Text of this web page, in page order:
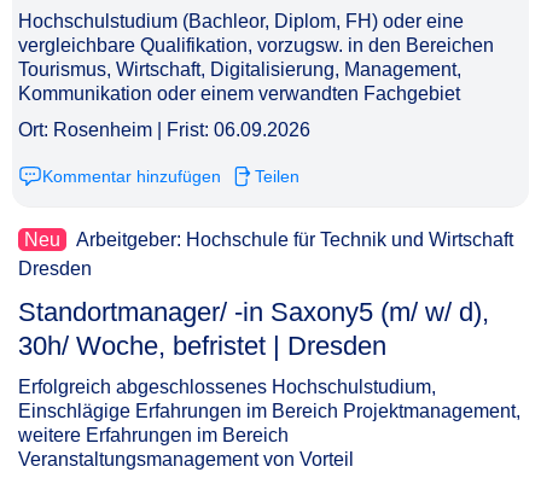
Hochschulstudium (Bachleor, Diplom, FH) oder eine
vergleichbare Qualifikation, vorzugsw. in den Bereichen
Tourismus, Wirtschaft, Digitalisierung, Management,
Kommunikation oder einem verwandten Fachgebiet
Ort: Rosenheim | Frist: 06.09.2026
Kommentar hinzufügen Teilen
Neu
Arbeitgeber: Hochschule für Technik und Wirtschaft
Dresden
Standortmanager/ -in Saxony5 (m/ w/ d),
30h/ Woche, befristet | Dresden​‌‌‌‌​‌​‌‌‌‌‌​​​​‌‌
Erfolgreich abgeschlossenes Hochschulstudium,
Einschlägige Erfahrungen im Bereich Projektmanagement,
weitere Erfahrungen im Bereich
Veranstaltungsmanagement von Vorteil